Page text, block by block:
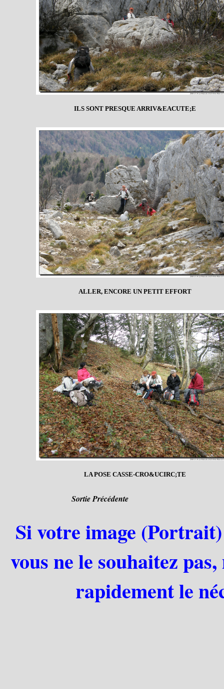
ILS SONT PRESQUE ARRIV&EACUTE;E
ALLER, ENCORE UN PETIT EFFORT
LA POSE CASSE-CRO&UCIRC;TE
Sortie Précédente
Si votre image
vous ne le souhaitez
rapidement le